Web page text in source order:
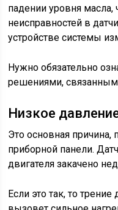
падении уровня
неисправностей в
устройстве системы
Нужно обязательно
решениями,
Низкое
Это основная причина,
приборной панели.
двигателя закачено
Если это так, то трение